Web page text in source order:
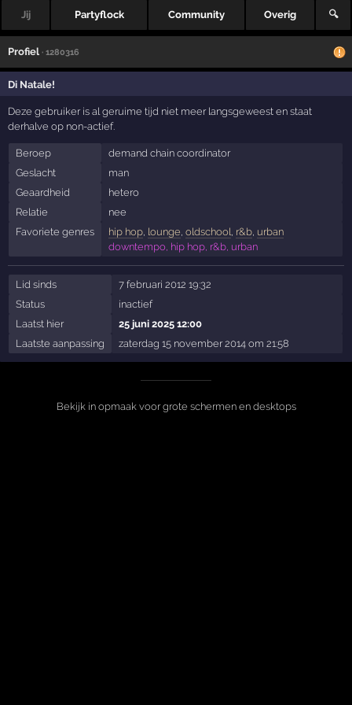
Jij Partyflock Community Overig 🔍
Profiel · 1280316
Di Natale!
Deze gebruiker is al geruime tijd niet meer langsgeweest en staat
derhalve op non-actief.
Beroep
demand chain coordinator
Geslacht
man
Geaardheid
hetero
Relatie
nee
Favoriete genres
hip hop, lounge oldschool r&b, urban
downtempo, hip hop, r&b, urban
Lid sinds
7 februari 2012 19:32
Status
inactief
Laatst hier
25 juni 2025 12:00
Laatste aanpassing
zaterdag 15 november 2014 om 21:58
Bekijk in opmaak voor grote schermen en desktops